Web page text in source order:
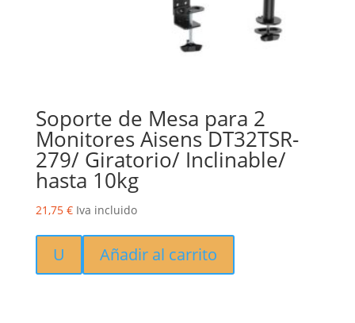
Soporte de Mesa para 2
Monitores Aisens DT32TSR-
279/ Giratorio/ Inclinable/
hasta 10kg
21,75 € Iva incluido
U Añadir al carrito